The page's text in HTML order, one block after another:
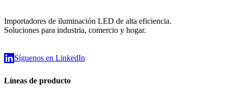
Importadores de iluminación LED de alta eficiencia.
Soluciones para industria, comercio y hogar.
Síguenos en LinkedIn
Líneas de producto